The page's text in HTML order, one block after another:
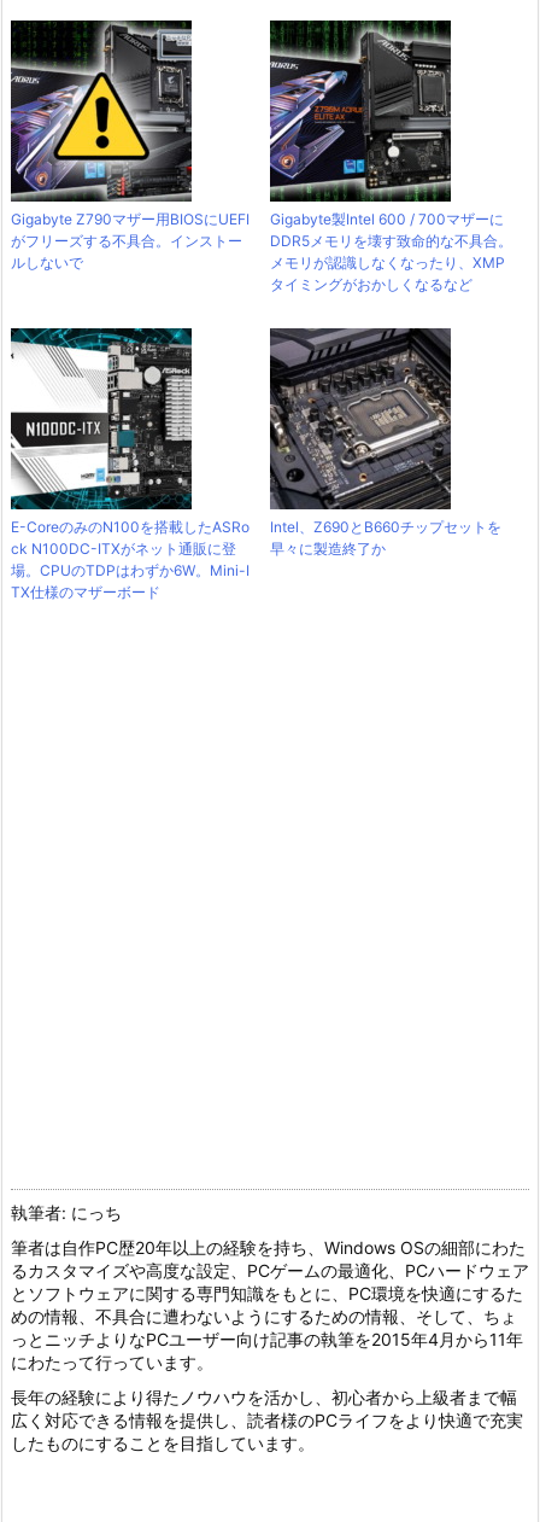
Gigabyte Z790マザー用BIOSにUEFI
がフリーズする不具合。インストー
ルしないで
Gigabyte製Intel 600 / 700マザーに
DDR5メモリを壊す致命的な不具合。
メモリが認識しなくなったり、XMP
タイミングがおかしくなるなど
E-CoreのみのN100を搭載したASRo
ck N100DC-ITXがネット通販に登
場。CPUのTDPはわずか6W。Mini-I
TX仕様のマザーボード
Intel、Z690とB660チップセットを
早々に製造終了か
執筆者: にっち
筆者は自作PC歴20年以上の経験を持ち、Windows OSの細部にわた
るカスタマイズや高度な設定、PCゲームの最適化、PCハードウェア
とソフトウェアに関する専門知識をもとに、PC環境を快適にするた
めの情報、不具合に遭わないようにするための情報、そして、ちょ
っとニッチよりなPCユーザー向け記事の執筆を2015年4月から11年
にわたって行っています。
長年の経験により得たノウハウを活かし、初心者から上級者まで幅
広く対応できる情報を提供し、読者様のPCライフをより快適で充実
したものにすることを目指しています。